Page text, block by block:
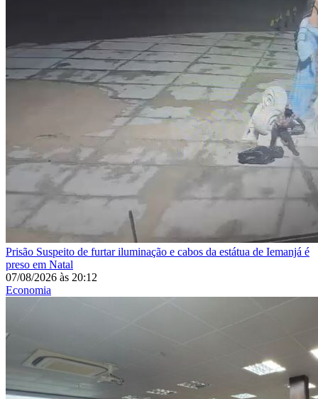
Prisão Suspeito de furtar iluminação e cabos da estátua de Iemanjá é
preso em Natal
07/08/2026 às 20:12
Economia